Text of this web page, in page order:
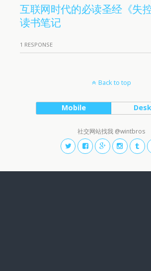
互联网时代的必读圣经《失控
读书笔记
1 RESPONSE
Back to top
Mobile
社交网站找我 @wintbros